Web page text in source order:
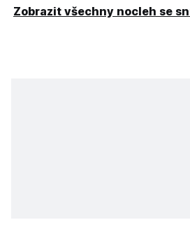
Zobrazit všechny nocleh se